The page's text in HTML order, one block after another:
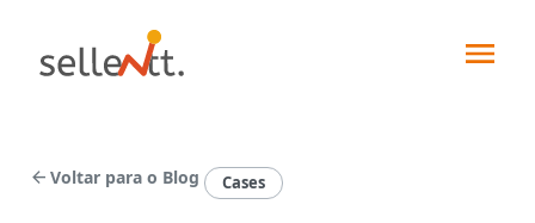
arrow_back Voltar para o Blog Cases